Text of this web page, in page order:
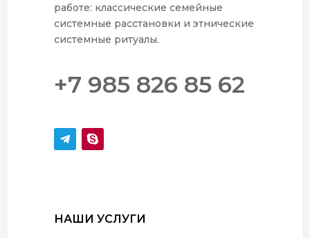
работе: классические семейные
системные расстановки и этнические
системные ритуалы.
+7 985 826 85 62
НАШИ УСЛУГИ